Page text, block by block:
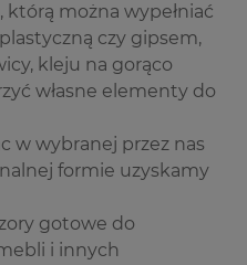
można wypełniać
czy gipsem,
kleju na gorąco
własne elementy do
w wybranej przez nas
formie uzyskamy
gotowe do
i innych